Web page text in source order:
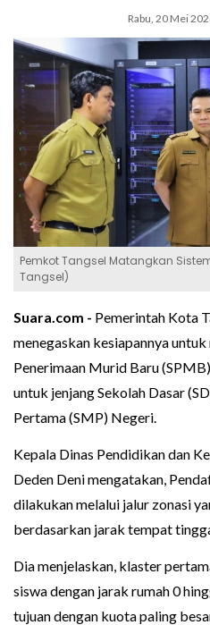
Rabu, 20 Mei
Pemkot Tangsel Matangkan
Tangsel)
Suara.com - Pemerintah Kota
menegaskan kesiapannya
Penerimaan Murid Baru
untuk jenjang Sekolah Dasar
Pertama (SMP) Negeri.
Kepala Dinas Pendidikan dan
Deden Deni mengatakan,
dilakukan melalui jalur zonasi
berdasarkan jarak tempat
Dia menjelaskan, klaster
siswa dengan jarak rumah 0
tujuan dengan kuota paling